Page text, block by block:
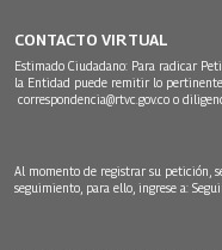
CONTACTO VIRTUAL
Estimado Ciudadano: Para radicar
la Entidad puede remitir lo
correspondencia@rtvc.gov.co o
Al momento de registrar su petición,
seguimiento, para ello, ingrese a: